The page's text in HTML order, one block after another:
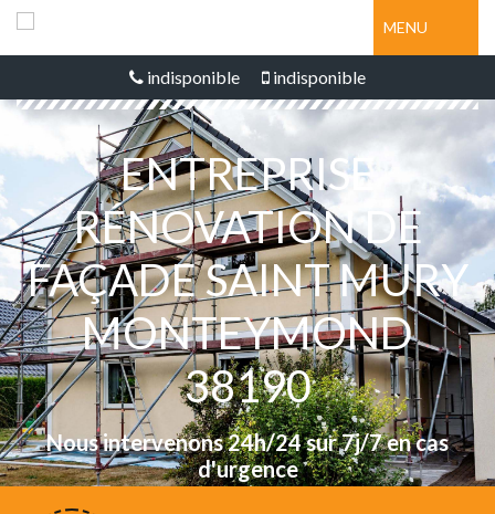
MENU
indisponible indisponible
ENTREPRISE
RÉNOVATION DE
FAÇADE SAINT MURY
MONTEYMOND
38190
Nous intervenons 24h/24 sur 7j/7 en cas
d'urgence